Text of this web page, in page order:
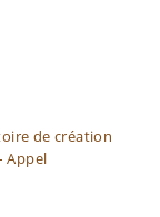
de création
Appel